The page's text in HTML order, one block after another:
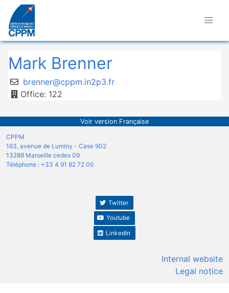
Mark Brenner
brenner@cppm.in2p3.fr
Office: 122
Voir version Française
CPPM
163, avenue de Luminy - Case 902
13288 Marseille cedex 09
Téléphone : +33 4 91 82 72 00
Twitter
Youtube
LinkedIn
Internal website
Legal notice